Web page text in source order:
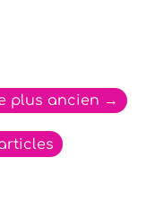
plus ancien →